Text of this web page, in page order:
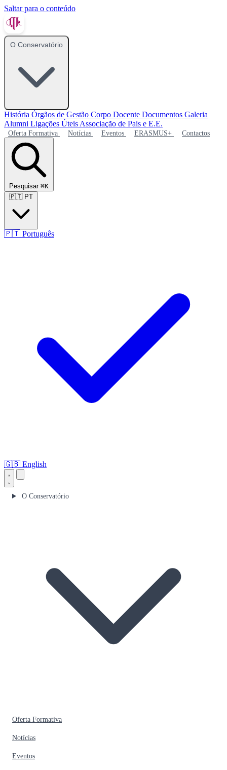
Saltar para o conteúdo
O Conservatório
História Órgãos de Gestão Corpo Docente Documentos Galeria
Alumni Ligações Úteis Associação de Pais e E.E.
Oferta Formativa Notícias Eventos ERASMUS+ Contactos
Pesquisar ⌘K
🇵🇹 PT
🇵🇹 Português
🇬🇧 English
O Conservatório
Oferta Formativa
Notícias
Eventos